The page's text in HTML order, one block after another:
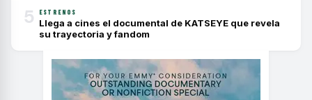
5 ESTRENOS
Llega a cines el documental de KATSEYE que revela
su trayectoria y fandom